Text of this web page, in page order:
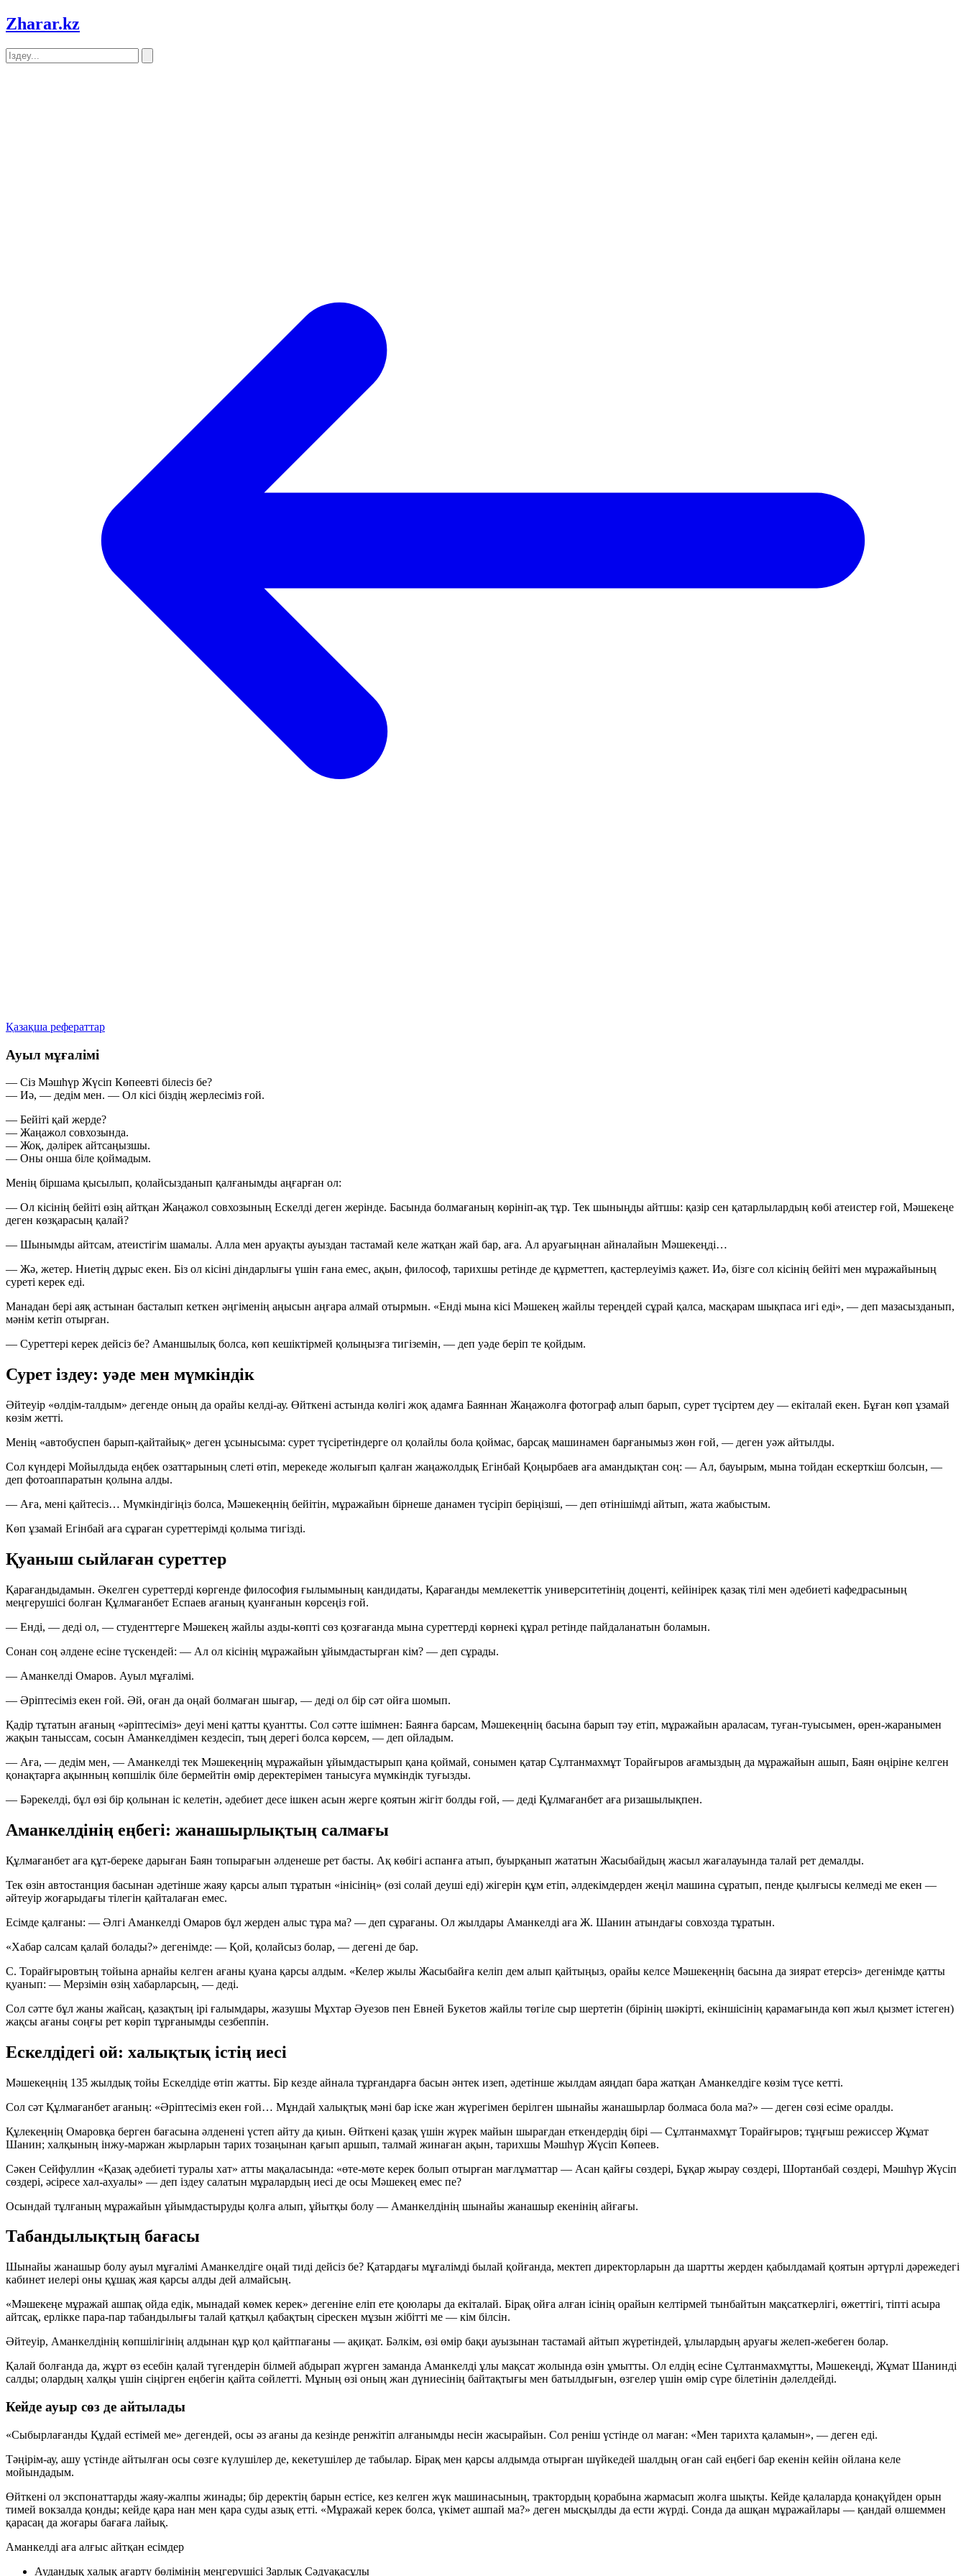
Zharar.kz
Қазақша рефераттар
Ауыл мұғалімі
— Сіз Мәшһүр Жүсіп Көпеевті білесіз бе?
— Иә, — дедім мен. — Ол кісі біздің жерлесіміз ғой.
— Бейіті қай жерде?
— Жаңажол совхозында.
— Жоқ, дәлірек айтсаңызшы.
— Оны онша біле қоймадым.
Менің біршама қысылып, қолайсызданып қалғанымды аңғарған ол:
— Ол кісінің бейіті өзің айтқан Жаңажол совхозының Ескелді деген жерінде. Басында болмағаның көрініп-ақ тұр. Тек шыныңды айтшы: қазір сен қатарлылардың көбі атеистер ғой, Мәшекеңе
деген көзқарасың қалай?
— Шынымды айтсам, атеистігім шамалы. Алла мен аруақты ауыздан тастамай келе жатқан жай бар, аға. Ал аруағыңнан айналайын Мәшекеңді…
— Жә, жетер. Ниетің дұрыс екен. Біз ол кісіні діндарлығы үшін ғана емес, ақын, философ, тарихшы ретінде де құрметтеп, қастерлеуіміз қажет. Иә, бізге сол кісінің бейіті мен мұражайының
суреті керек еді.
Манадан бері аяқ астынан басталып кеткен әңгіменің аңысын аңғара алмай отырмын. «Енді мына кісі Мәшекең жайлы тереңдей сұрай қалса, масқарам шықпаса игі еді», — деп мазасызданып,
мәнім кетіп отырған.
— Суреттері керек дейсіз бе? Аманшылық болса, көп кешіктірмей қолыңызға тигіземін, — деп уәде беріп те қойдым.
Сурет іздеу: уәде мен мүмкіндік
Әйтеуір «өлдім-талдым» дегенде оның да орайы келді-ау. Өйткені астында көлігі жоқ адамға Баяннан Жаңажолға фотограф алып барып, сурет түсіртем деу — екіталай екен. Бұған көп ұзамай
көзім жетті.
Менің «автобуспен барып-қайтайық» деген ұсынысыма: сурет түсіретіндерге ол қолайлы бола қоймас, барсақ машинамен барғанымыз жөн ғой, — деген уәж айтылды.
Сол күндері Мойылдыда еңбек озаттарының слеті өтіп, мерекеде жолығып қалған жаңажолдық Егінбай Қоңырбаев аға амандықтан соң: — Ал, бауырым, мына тойдан ескерткіш болсын, —
деп фотоаппаратын қолына алды.
— Аға, мені қайтесіз… Мүмкіндігіңіз болса, Мәшекеңнің бейітін, мұражайын бірнеше данамен түсіріп беріңізші, — деп өтінішімді айтып, жата жабыстым.
Көп ұзамай Егінбай аға сұраған суреттерімді қолыма тигізді.
Қуаныш сыйлаған суреттер
Қарағандыдамын. Әкелген суреттерді көргенде философия ғылымының кандидаты, Қарағанды мемлекеттік университетінің доценті, кейінірек қазақ тілі мен әдебиеті кафедрасының
меңгерушісі болған Құлмағанбет Еспаев ағаның қуанғанын көрсеңіз ғой.
— Енді, — деді ол, — студенттерге Мәшекең жайлы азды-көпті сөз қозғағанда мына суреттерді көрнекі құрал ретінде пайдаланатын боламын.
Сонан соң әлдене есіне түскендей: — Ал ол кісінің мұражайын ұйымдастырған кім? — деп сұрады.
— Аманкелді Омаров. Ауыл мұғалімі.
— Әріптесіміз екен ғой. Әй, оған да оңай болмаған шығар, — деді ол бір сәт ойға шомып.
Қадір тұтатын ағаның «әріптесіміз» деуі мені қатты қуантты. Сол сәтте ішімнен: Баянға барсам, Мәшекеңнің басына барып тәу етіп, мұражайын араласам, туған-туысымен, өрен-жаранымен
жақын таныссам, сосын Аманкелдімен кездесіп, тың дерегі болса көрсем, — деп ойладым.
— Аға, — дедім мен, — Аманкелді тек Мәшекеңнің мұражайын ұйымдастырып қана қоймай, сонымен қатар Сұлтанмахмұт Торайғыров ағамыздың да мұражайын ашып, Баян өңіріне келген
қонақтарға ақынның көпшілік біле бермейтін өмір деректерімен танысуға мүмкіндік туғызды.
— Бәрекелді, бұл өзі бір қолынан іс келетін, әдебиет десе ішкен асын жерге қоятын жігіт болды ғой, — деді Құлмағанбет аға ризашылықпен.
Аманкелдінің еңбегі: жанашырлықтың салмағы
Құлмағанбет аға құт-береке дарыған Баян топырағын әлденеше рет басты. Ақ көбігі аспанға атып, буырқанып жататын Жасыбайдың жасыл жағалауында талай рет демалды.
Тек өзін автостанция басынан әдетінше жаяу қарсы алып тұратын «інісінің» (өзі солай деуші еді) жігерін құм етіп, әлдекімдерден жеңіл машина сұратып, пенде қылғысы келмеді ме екен —
әйтеуір жоғарыдағы тілегін қайталаған емес.
Есімде қалғаны: — Әлгі Аманкелді Омаров бұл жерден алыс тұра ма? — деп сұрағаны. Ол жылдары Аманкелді аға Ж. Шанин атындағы совхозда тұратын.
«Хабар салсам қалай болады?» дегенімде: — Қой, қолайсыз болар, — дегені де бар.
С. Торайғыровтың тойына арнайы келген ағаны қуана қарсы алдым. «Келер жылы Жасыбайға келіп дем алып қайтыңыз, орайы келсе Мәшекеңнің басына да зиярат етерсіз» дегенімде қатты
қуанып: — Мерзімін өзің хабарларсың, — деді.
Сол сәтте бұл жаны жайсаң, қазақтың ірі ғалымдары, жазушы Мұхтар Әуезов пен Евней Букетов жайлы төгіле сыр шертетін (бірінің шәкірті, екіншісінің қарамағында көп жыл қызмет істеген)
жақсы ағаны соңғы рет көріп тұрғанымды сезбеппін.
Ескелдідегі ой: халықтық істің иесі
Мәшекеңнің 135 жылдық тойы Ескелдіде өтіп жатты. Бір кезде айнала тұрғандарға басын әнтек изеп, әдетінше жылдам аяңдап бара жатқан Аманкелдіге көзім түсе кетті.
Сол сәт Құлмағанбет ағаның: «Әріптесіміз екен ғой… Мұндай халықтық мәні бар іске жан жүрегімен берілген шынайы жанашырлар болмаса бола ма?» — деген сөзі есіме оралды.
Құлекеңнің Омаровқа берген бағасына әлденені үстеп айту да қиын. Өйткені қазақ үшін жүрек майын шырағдан еткендердің бірі — Сұлтанмахмұт Торайғыров; тұңғыш режиссер Жұмат
Шанин; халқының інжу-маржан жырларын тарих тозаңынан қағып аршып, талмай жинаған ақын, тарихшы Мәшһүр Жүсіп Көпеев.
Сәкен Сейфуллин «Қазақ әдебиеті туралы хат» атты мақаласында: «өте-мөте керек болып отырған мағлұматтар — Асан қайғы сөздері, Бұқар жырау сөздері, Шортанбай сөздері, Мәшһүр Жүсіп
сөздері, әсіресе хал-ахуалы» — деп іздеу салатын мұралардың иесі де осы Мәшекең емес пе?
Осындай тұлғаның мұражайын ұйымдастыруды қолға алып, ұйытқы болу — Аманкелдінің шынайы жанашыр екенінің айғағы.
Табандылықтың бағасы
Шынайы жанашыр болу ауыл мұғалімі Аманкелдіге оңай тиді дейсіз бе? Қатардағы мұғалімді былай қойғанда, мектеп директорларын да шартты жерден қабылдамай қоятын әртүрлі дәрежедегі
кабинет иелері оны құшақ жая қарсы алды дей алмайсың.
«Мәшекеңе мұражай ашпақ ойда едік, мынадай көмек керек» дегеніне еліп ете қоюлары да екіталай. Бірақ ойға алған ісінің орайын келтірмей тынбайтын мақсаткерлігі, өжеттігі, тіпті асыра
айтсақ, ерлікке пара-пар табандылығы талай қатқыл қабақтың сірескен мұзын жібітті ме — кім білсін.
Әйтеуір, Аманкелдінің көпшілігінің алдынан құр қол қайтпағаны — ақиқат. Бәлкім, өзі өмір бақи ауызынан тастамай айтып жүретіндей, ұлылардың аруағы желеп-жебеген болар.
Қалай болғанда да, жұрт өз есебін қалай түгендерін білмей абдырап жүрген заманда Аманкелді ұлы мақсат жолында өзін ұмытты. Ол елдің есіне Сұлтанмахмұтты, Мәшекеңді, Жұмат Шанинді
салды; олардың халқы үшін сіңірген еңбегін қайта сөйлетті. Мұның өзі оның жан дүниесінің байтақтығы мен батылдығын, өзгелер үшін өмір сүре білетінін дәлелдейді.
Кейде ауыр сөз де айтылады
«Сыбырлағанды Құдай естімей ме» дегендей, осы әз ағаны да кезінде ренжітіп алғанымды несін жасырайын. Сол реніш үстінде ол маған: «Мен тарихта қаламын», — деген еді.
Тәңірім-ау, ашу үстінде айтылған осы сөзге күлушілер де, кекетушілер де табылар. Бірақ мен қарсы алдымда отырған шүйкедей шалдың оған сай еңбегі бар екенін кейін ойлана келе
мойындадым.
Өйткені ол экспонаттарды жаяу-жалпы жинады; бір деректің барын естісе, кез келген жүк машинасының, трактордың қорабына жармасып жолға шықты. Кейде қалаларда қонақүйден орын
тимей вокзалда қонды; кейде қара нан мен қара суды азық етті. «Мұражай керек болса, үкімет ашпай ма?» деген мысқылды да ести жүрді. Сонда да ашқан мұражайлары — қандай өлшеммен
қарасаң да жоғары бағаға лайық.
Аманкелді аға алғыс айтқан есімдер
Аудандық халық ағарту бөлімінің меңгерушісі Зарлық Сәдуақасұлы